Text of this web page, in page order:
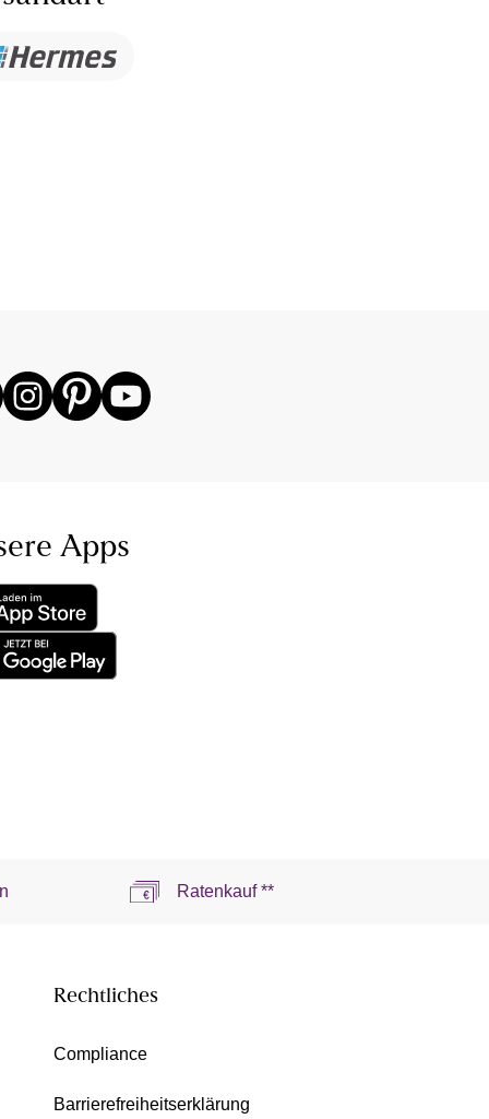
Apps
Ratenkauf **
Rechtliches
Compliance
Barrierefreiheitserklärung